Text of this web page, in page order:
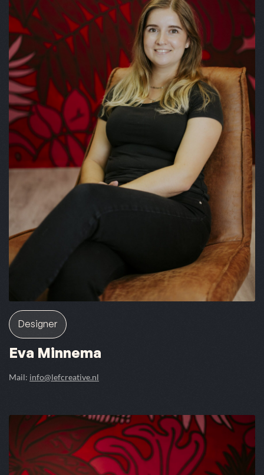
Designer
Eva Minnema
Mail: info@lefcreative.nl